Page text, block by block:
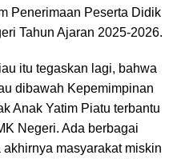
Penerimaan Peserta Didik
Tahun Ajaran 2025-2026.
itu tegaskan lagi, bahwa
dibawah Kepemimpinan
Anak Yatim Piatu terbantu
Negeri. Ada berbagai
masyarakat miskin